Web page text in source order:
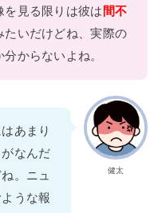
を見る限りは彼は 間不
たいだけどね、実際の
からないよね。
健太
あまり
なんだ
。ニュ
うな報